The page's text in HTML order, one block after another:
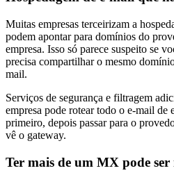
Muitas empresas terceirizam a
podem apontar para domínios do
empresa. Isso só parece suspeito se
precisa compartilhar o mesmo
mail.
Serviços de segurança e filtragem
empresa pode rotear todo o e-mail de
primeiro, depois passar para o
vê o gateway.
Ter mais de um MX pode